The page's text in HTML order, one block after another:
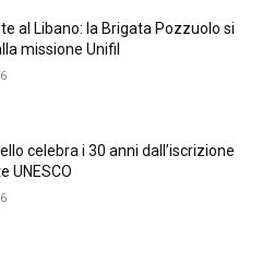
al Libano: la Brigata Pozzuolo si
missione Unifil
celebra i 30 anni dall’iscrizione
UNESCO